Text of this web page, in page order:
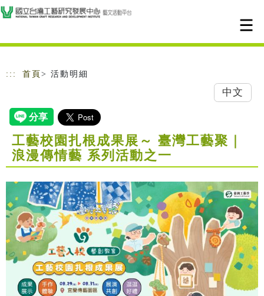
跳到主要內容
網站導覽
::: 首頁 > 活動明細
中文
工藝校園扎根成果展～ 臺灣工藝聚｜
浪漫傳情藝 系列活動之一